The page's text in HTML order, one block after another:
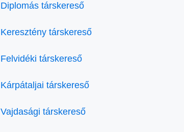
Diplomás társkereső
Keresztény társkereső
Felvidéki társkereső
Kárpátaljai társkereső
Vajdasági társkereső